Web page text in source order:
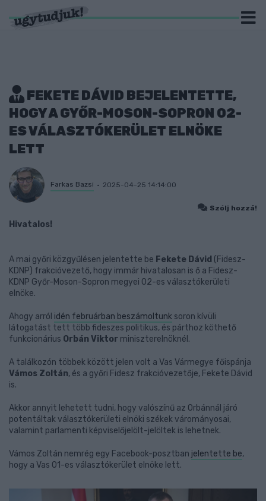
FEKETE DÁVID BEJELENTETTE,
HOGY A GYŐR-MOSON-SOPRON 02-
ES VÁLASZTÓKERÜLET ELNÖKE
LETT
Farkas Bazsi 2025-04-25 14:14:00
Szólj hozzá!
Hivatalos!
A mai győri közgyűlésen jelentette be Fekete Dávid (Fidesz-
KDNP) frakcióvezető, hogy immár hivatalosan is ő a Fidesz-
KDNP Győr-Moson-Sopron megyei 02-es választókerületi
elnöke.
Ahogy arról idén februárban beszámoltunk soron kívüli
látogatást tett több fideszes politikus, és párthoz köthető
funkcionárius Orbán Viktor miniszterelnöknél.
A találkozón többek között jelen volt a Vas Vármegye főispánja
Vámos Zoltán, és a győri Fidesz frakcióvezetője, Fekete Dávid
is.
Akkor annyit lehetett tudni, hogy valószínű az Orbánnál járó
potentáltak választókerületi elnöki székek várományosai,
valamint parlamenti képviselőjelölt-jelöltek is lehetnek.
Vámos Zoltán nemrég egy Facebook-posztban jelentette be,
hogy a Vas 01-es választókerület elnöke lett.